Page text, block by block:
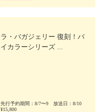
ラ・バガジェリー 復刻！バ
イカラーシリーズ ...
先行予約期間：8/7〜9 放送日：8/10
¥15,800